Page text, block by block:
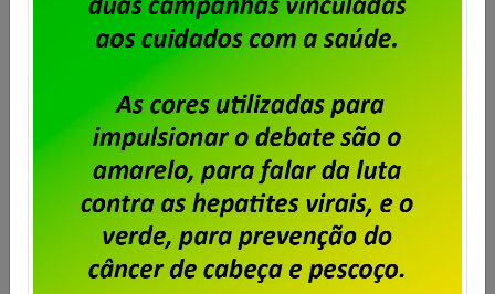
Publicado porImprensaem16/11/2023
A diretoria do Sindpd-RJ recebeu hoje, 16 de
novembro, ofício do Serpro no qual a empresa
acata duas solicitações do sindicato: limite de
valor da cobrança mensal e adiamento na data
de início da cobrança do retroativo. Confira o
que diz o e-mail do Serpro: “Em atenção às
solicitações desse Sindicato, conforme constam
nos ofícios […]